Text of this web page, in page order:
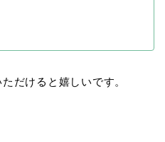
だけると嬉しいです。